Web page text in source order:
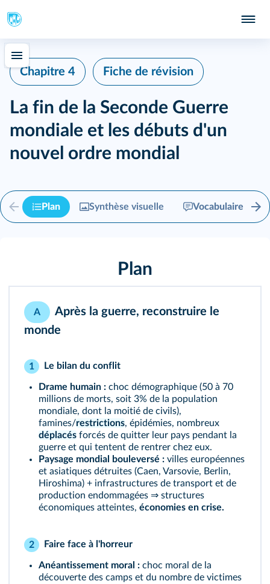
Chapitre 4 Fiche de révision
La fin de la Seconde Guerre
mondiale et les débuts d'un
nouvel ordre mondial
Plan Synthèse visuelle Vocabulaire
Plan
A
Après la guerre, reconstruire le
monde
1 Le bilan du conflit
Drame humain : choc démographique (50 à 70
millions de morts, soit 3% de la population
mondiale, dont la moitié de civils),
famines/restrictions, épidémies, nombreux
déplacés forcés de quitter leur pays pendant la
guerre et qui tentent de rentrer chez eux.
Paysage mondial bouleversé : villes européennes
et asiatiques détruites (Caen, Varsovie, Berlin,
Hiroshima) + infrastructures de transport et de
production endommagées ⇒ structures
économiques atteintes, économies en crise.
2 Faire face à l'horreur
Anéantissement moral : choc moral de la
découverte des camps et du nombre de victimes